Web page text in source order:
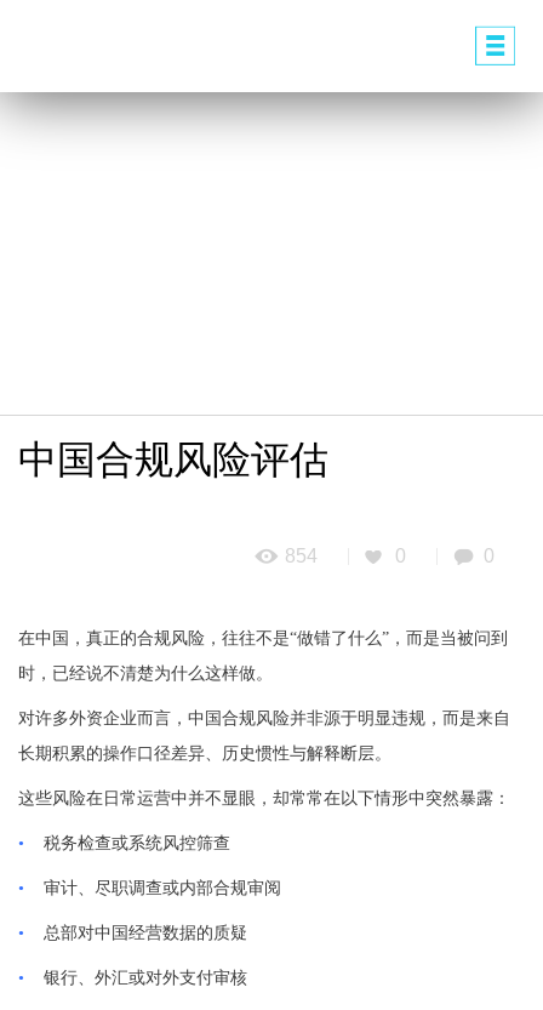
中国合规风险评估
854 0 0
在中国，真正的合规风险，往往不是“做错了什么”，而是当被问到
时，已经说不清楚为什么这样做。
对许多外资企业而言，中国合规风险并非源于明显违规，而是来自
长期积累的操作口径差异、历史惯性与解释断层。
这些风险在日常运营中并不显眼，却常常在以下情形中突然暴露：
• 税务检查或系统风控筛查
• 审计、尽职调查或内部合规审阅
• 总部对中国经营数据的质疑
• 银行、外汇或对外支付审核